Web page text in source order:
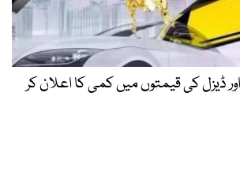
ڈیزل کی قیمتوں میں کمی کا اعلان کر